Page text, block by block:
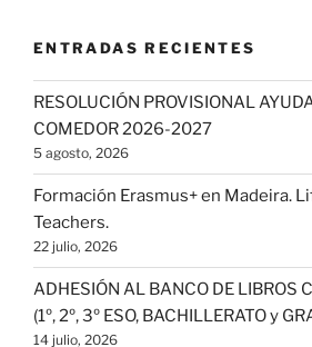
ENTRADAS RECIENTES
RESOLUCIÓN PROVISIONAL
COMEDOR 2026-2027
5 agosto, 2026
Formación Erasmus+ en Madeira.
Teachers.
22 julio, 2026
ADHESIÓN AL BANCO DE LIBROS
(1º, 2º, 3º ESO, BACHILLERATO y
14 julio, 2026